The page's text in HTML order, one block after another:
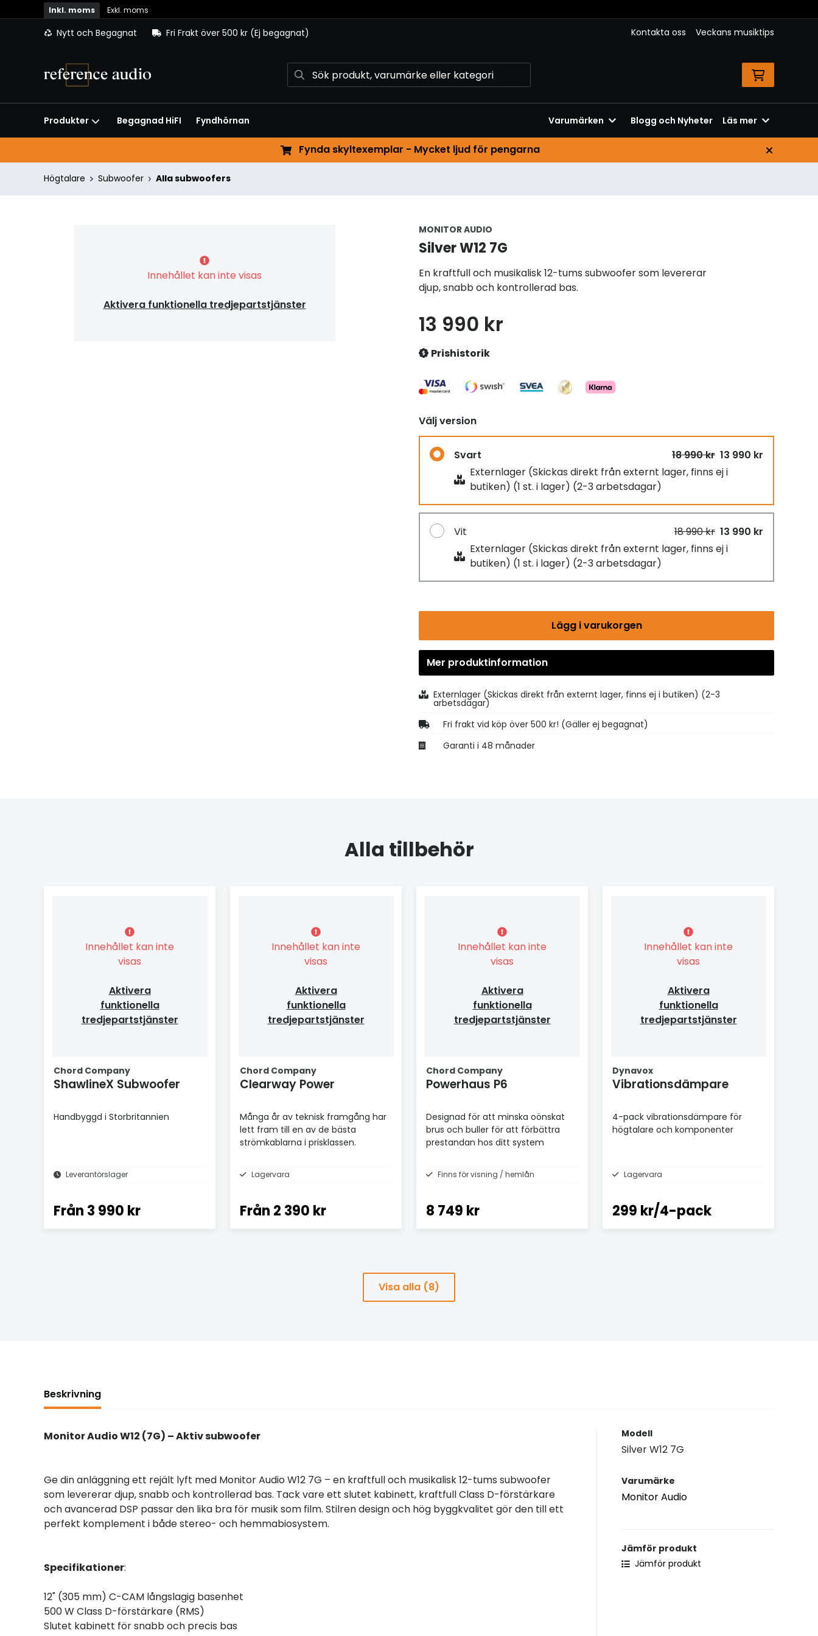
Inkl. moms Exkl. moms
Nytt och Begagnat Fri Frakt över 500 kr (Ej begagnat) Kontakta oss Veckans musiktips
Produkter Begagnad HiFI Fyndhörnan Varumärken Blogg och Nyheter Läs mer
Fynda skyltexemplar - Mycket ljud för pengarna
Högtalare Subwoofer Alla subwoofers
Innehållet kan inte visas
Aktivera funktionella tredjepartstjänster
MONITOR AUDIO
Silver W12 7G
En kraftfull och musikalisk 12-tums subwoofer som levererar
djup, snabb och kontrollerad bas.
13 990 kr
Prishistorik
Välj version
Svart 13 990 kr
18 990 kr
Externlager (Skickas direkt från externt lager, finns ej i
butiken) (1 st. i lager) (2-3 arbetsdagar)
Vit 13 990 kr
18 990 kr
Externlager (Skickas direkt från externt lager, finns ej i
butiken) (1 st. i lager) (2-3 arbetsdagar)
Lägg i varukorgen
Mer produktinformation
Externlager (Skickas direkt från externt lager, finns ej i butiken) (2-3
arbetsdagar)
Fri frakt vid köp över 500 kr! (Gäller ej begagnat)
Garanti i 48 månader
Alla tillbehör
Innehållet kan inte
visas
Aktivera
funktionella
tredjepartstjänster
Chord Company
ShawlineX Subwoofer
Handbyggd i Storbritannien
Leverantörslager
Från 3 990 kr
Innehållet kan inte
visas
Aktivera
funktionella
tredjepartstjänster
Chord Company
Clearway Power
Många år av teknisk framgång har
lett fram till en av de bästa
strömkablarna i prisklassen.
Lagervara
Från 2 390 kr
Innehållet kan inte
visas
Aktivera
funktionella
tredjepartstjänster
Chord Company
Powerhaus P6
Designad för att minska oönskat
brus och buller för att förbättra
prestandan hos ditt system
Finns för visning / hemlån
8 749 kr
Innehållet kan inte
visas
Aktivera
funktionella
tredjepartstjänster
Dynavox
Vibrationsdämpare
4-pack vibrationsdämpare för
högtalare och komponenter
Lagervara
299 kr/4-pack
Visa alla (8)
Beskrivning
Monitor Audio W12 (7G) – Aktiv subwoofer
Ge din anläggning ett rejält lyft med Monitor Audio W12 7G – en kraftfull och musikalisk 12-tums subwoofer
som levererar djup, snabb och kontrollerad bas. Tack vare ett slutet kabinett, kraftfull Class D-förstärkare
och avancerad DSP passar den lika bra för musik som film. Stilren design och hög byggkvalitet gör den till ett
perfekt komplement i både stereo- och hemmabiosystem.
Specifikationer:
12" (305 mm) C-CAM långslagig basenhet
500 W Class D-förstärkare (RMS)
Slutet kabinett för snabb och precis bas
Modell
Silver W12 7G
Varumärke
Monitor Audio
Jämför produkt
Jämför produkt